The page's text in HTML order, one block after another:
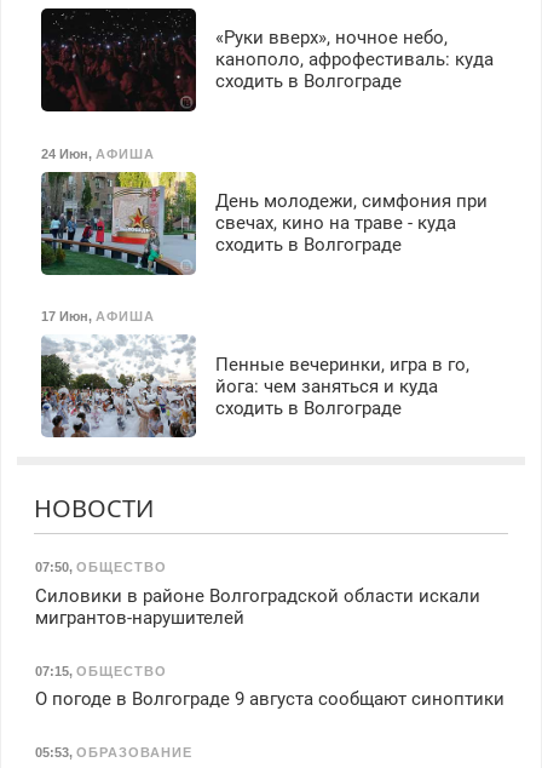
«Руки вверх», ночное небо,
канополо, афрофестиваль: куда
сходить в Волгограде
24 Июн, АФИША
День молодежи, симфония при
свечах, кино на траве - куда
сходить в Волгограде
17 Июн, АФИША
Пенные вечеринки, игра в го,
йога: чем заняться и куда
сходить в Волгограде
НОВОСТИ
07:50, ОБЩЕСТВО
Силовики в районе Волгоградской области искали
мигрантов-нарушителей
07:15, ОБЩЕСТВО
О погоде в Волгограде 9 августа сообщают синоптики
05:53, ОБРАЗОВАНИЕ